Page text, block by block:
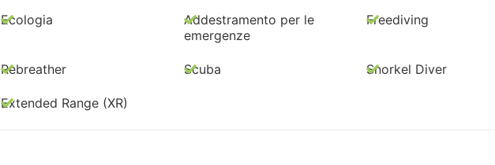
Ecologia
Addestramento per le
emergenze
Freediving
Rebreather Scuba Snorkel Diver
Extended Range (XR)